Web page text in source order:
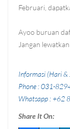
Februari,
Ayoo buruan
Jangan lewatkan
Informasi (Hari &
Phone : 031-
Whatsapp :
Share It On: